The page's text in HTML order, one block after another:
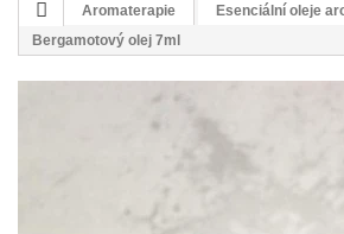
Aromaterapie
Esenciální oleje
Bergamotový olej 7ml